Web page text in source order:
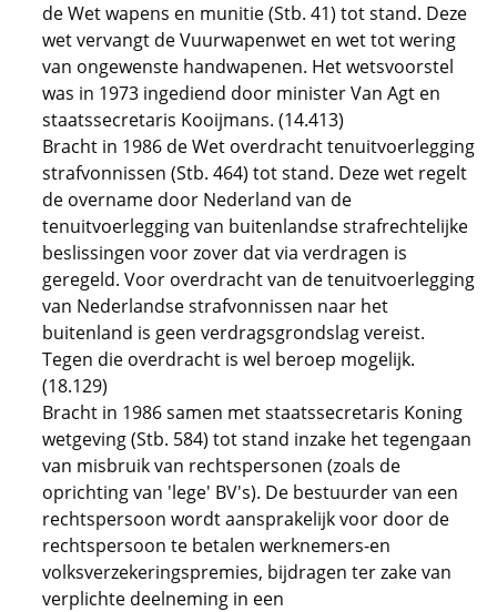
de Wet wapens en munitie (Stb. 41) tot stand. Deze
wet vervangt de Vuurwapenwet en wet tot wering
van ongewenste handwapenen. Het wetsvoorstel
was in 1973 ingediend door minister Van Agt en
staatssecretaris Kooijmans. (14.413)
Bracht in 1986 de Wet overdracht tenuitvoerlegging
strafvonnissen (Stb. 464) tot stand. Deze wet regelt
de overname door Nederland van de
tenuitvoerlegging van buitenlandse strafrechtelijke
beslissingen voor zover dat via verdragen is
geregeld. Voor overdracht van de tenuitvoerlegging
van Nederlandse strafvonnissen naar het
buitenland is geen verdragsgrondslag vereist.
Tegen die overdracht is wel beroep mogelijk.
(18.129)
Bracht in 1986 samen met staatssecretaris Koning
wetgeving (Stb. 584) tot stand inzake het tegengaan
van misbruik van rechtspersonen (zoals de
oprichting van 'lege' BV's). De bestuurder van een
rechtspersoon wordt aansprakelijk voor door de
rechtspersoon te betalen werknemers-en
volksverzekeringspremies, bijdragen ter zake van
verplichte deelneming in een